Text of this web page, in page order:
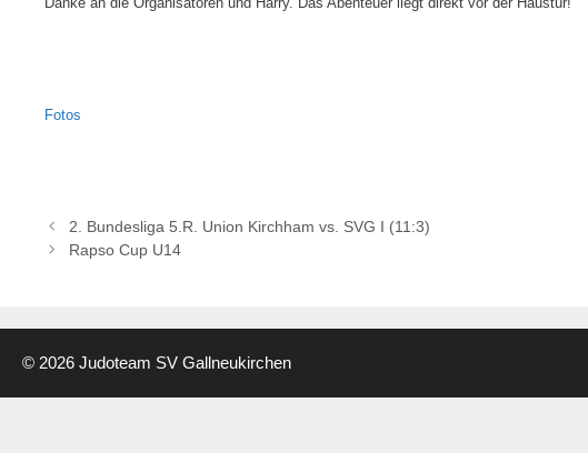
Fotos
2. Bundesliga 5.R. Union Kirchham vs. SVG I (11:3)
Rapso Cup U14
© 2026 Judoteam SV Gallneukirchen